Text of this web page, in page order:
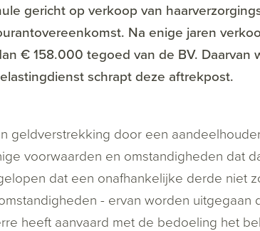
gericht op verkoop van
Na enige jaren
€ 158.000 tegoed van de BV. Daarvan
schrapt deze aftrekpost.
geldverstrekking door een
voorwaarden en omstandigheden dat
dat een onafhankelijke derde niet
- ervan worden uitgegaan
heeft aanvaard met de bedoeling het